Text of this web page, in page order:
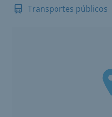
Transportes públicos